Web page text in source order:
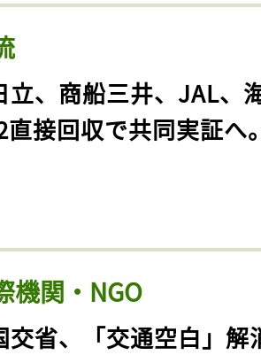
立、商船三井、JAL、
直接回収で共同実証へ
機関・NGO
交省、「交通空白」解